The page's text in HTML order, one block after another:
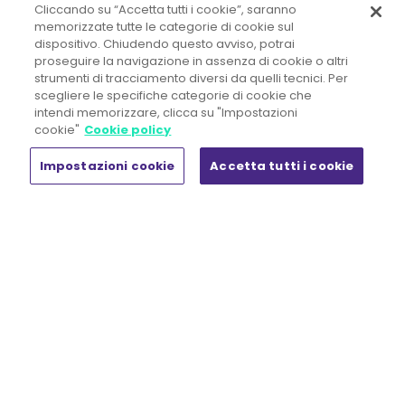
Politica per la Parità di Genere/
Responsabilità Amministrativa d'Impresa/
Etica aziendale /
Privacy
Cookie Policy/
© 2020 Tutti i diritti riservati
Chi siamo Insight
Cliccando su “Accetta tutti i cookie”, saranno
memorizzate tutte le categorie di cookie sul
dispositivo. Chiudendo questo avviso, potrai
proseguire la navigazione in assenza di cookie o altri
strumenti di tracciamento diversi da quelli tecnici. Per
scegliere le specifiche categorie di cookie che
intendi memorizzare, clicca su "Impostazioni
cookie" Cookie policy
Impostazioni cookie Accetta tutti i cookie